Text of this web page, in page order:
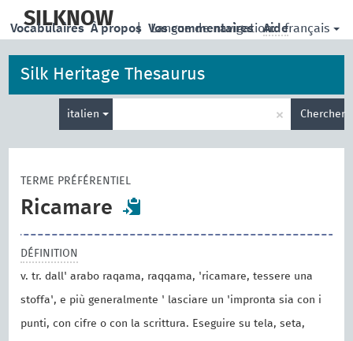
main
SILKNOW | Langue de navigation: français
Vocabulaires À propos Vos commentaires Aide
Silk Heritage Thesaurus
italien
de
× Chercher
TERME PRÉFÉRENTIEL
Ricamare
DÉFINITION
v. tr. dall' arabo raqama, raqqama, 'ricamare, tessere una
stoffa', e più generalmente ' lasciare un 'impronta sia con i
punti, con cifre o con la scrittura. Eseguire su tela, seta,